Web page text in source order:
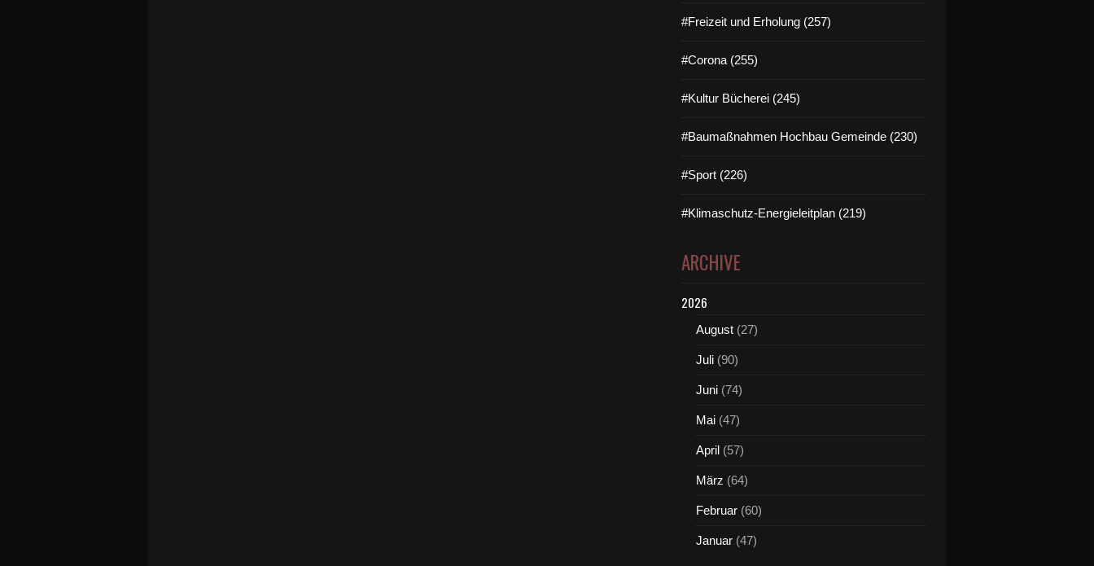
#Freizeit und Erholung (257)
#Corona (255)
#Kultur Bücherei (245)
#Baumaßnahmen Hochbau Gemeinde (230)
#Sport (226)
#Klimaschutz-Energieleitplan (219)
ARCHIVE
2026
August (27)
Juli (90)
Juni (74)
Mai (47)
April (57)
März (64)
Februar (60)
Januar (47)